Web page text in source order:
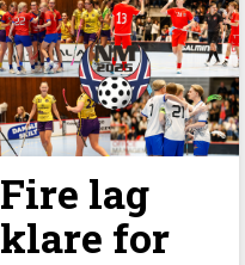
Fire lag
klare for